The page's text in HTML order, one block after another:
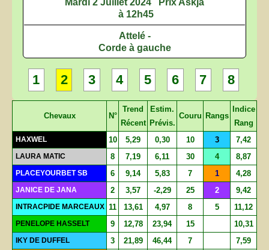
à 12h45
Attelé -
Corde à gauche
1 2 3 4 5 6 7 8
Chevaux N°
Trend
Récent
Estim.
Prévis.
Couru Rangs
Indice
Rang
HAXWEL 10 5,29 0,30 10 3 7,42
LAURA MATIC 8 7,19 6,11 30 4 8,87
PLACEYOURBET SB 6 9,14 5,83 7 1 4,28
JANICE DE JANA 2 3,57 -2,29 25 2 9,42
INTRACPIDE MARCEAUX 11 13,61 4,97 8 5 11,12
PENELOPE HASSELT 9 12,78 23,94 15 10,31
IKY DE DUFFEL 3 21,89 46,44 7 7,59